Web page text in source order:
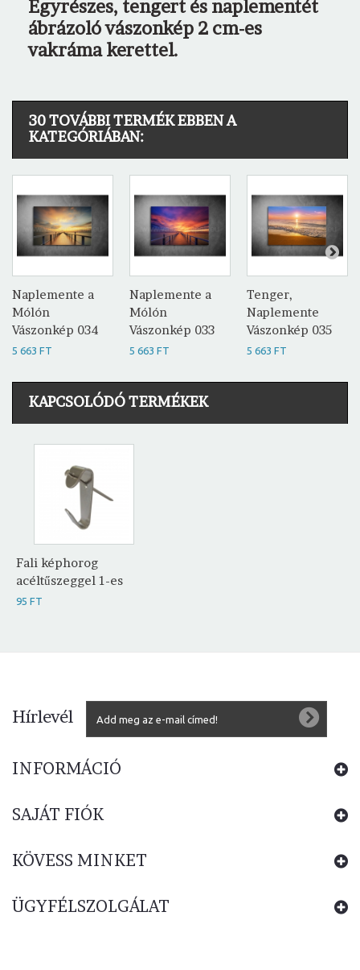
Egyrészes, tengert és naplementét
ábrázoló vászonkép 2 cm-es
vakráma kerettel.
30 TOVÁBBI TERMÉK EBBEN A
KATEGÓRIÁBAN:
Naplemente a
Mólón
Vászonkép 034
5 663 FT
Naplemente a
Mólón
Vászonkép 033
5 663 FT
Tenger,
Naplemente
Vászonkép 035
5 663 FT
KAPCSOLÓDÓ TERMÉKEK
Fali képhorog
acéltűszeggel 1-es
95 FT
Hírlevél
INFORMÁCIÓ
SAJÁT FIÓK
KÖVESS MINKET
ÜGYFÉLSZOLGÁLAT